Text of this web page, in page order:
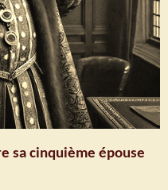
sa cinquième épouse